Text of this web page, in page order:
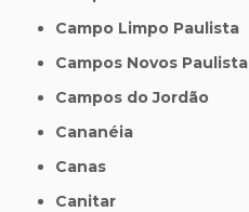
Campo Limpo Paulista
Campos Novos Paulista
Campos do Jordão
Cananéia
Canas
Canitar